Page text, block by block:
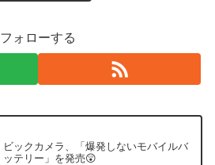
フォローする
ビックカメラ、「爆発しないモバイルバ
ッテリー」を発売😲